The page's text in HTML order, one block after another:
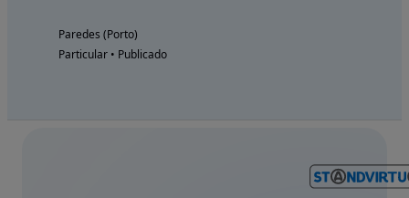
Paredes (Porto)
Particular • Publicado